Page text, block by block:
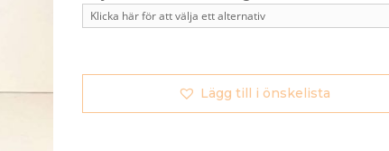
Lägg till i önskelista